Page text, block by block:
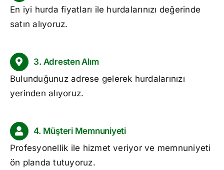
En iyi hurda fiyatları ile hurdalarınızı değerinde
satın alıyoruz.
3. Adresten Alım
Bulunduğunuz adrese gelerek hurdalarınızı
yerinden alıyoruz.
4. Müşteri Memnuniyeti
Profesyonellik ile hizmet veriyor ve memnuniyeti
ön planda tutuyoruz.